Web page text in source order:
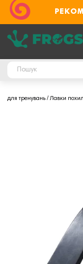
для тренувань Лавки